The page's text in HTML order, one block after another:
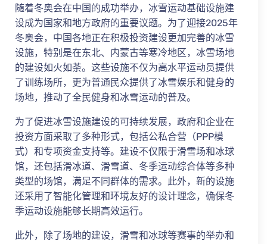
随着冬奥会在中国的成功举办，冰雪运动基础设施建
设成为国家和地方政府的重要议题。为了迎接2025年
冬奥会，中国各地正在积极投资建设更加完善的冰雪
设施，特别是在东北、内蒙古等寒冷地区，冰雪场地
的建设如火如荼。这些设施不仅为高水平运动员提供
了训练场所，更为普通民众提供了冰雪娱乐和健身的
场地，推动了全民健身和冰雪运动的普及。
为了促进冰雪设施建设的可持续发展，政府和企业在
投资方面采取了多种形式，包括公私合营（PPP模
式）和专项资金支持等。建设不仅限于滑雪场和冰球
馆，还包括滑冰道、滑雪道、冬季运动综合体等多种
类型的场馆，满足不同群体的需求。此外，新的设施
还采用了智能化管理和环境友好的设计理念，确保冬
季运动设施能够长期高效运行。
此外，除了场地的建设，滑雪和冰球等赛事的举办和